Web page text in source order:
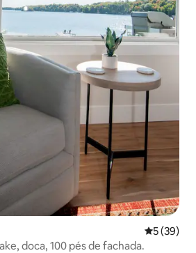
5 de uma
5 (39)
doca, 100 pés de fachada.